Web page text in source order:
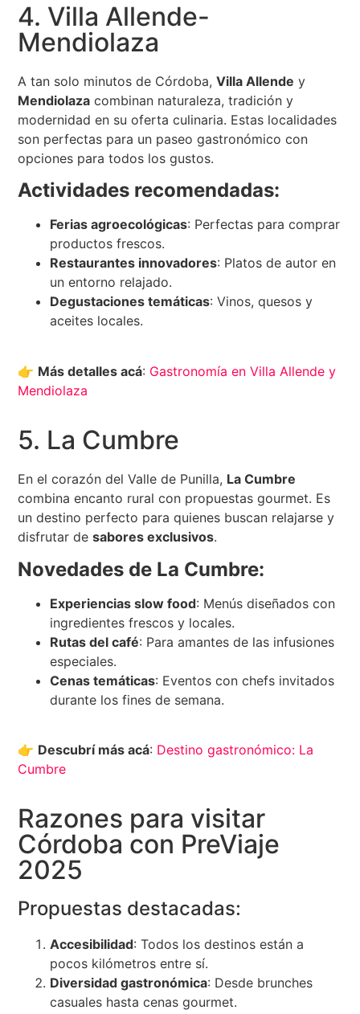
4. Villa Allende-
Mendiolaza
A tan solo minutos de Córdoba, Villa Allende y
Mendiolaza combinan naturaleza, tradición y
modernidad en su oferta culinaria. Estas localidades
son perfectas para un paseo gastronómico con
opciones para todos los gustos.
Actividades recomendadas:
Ferias agroecológicas: Perfectas para comprar
productos frescos.
Restaurantes innovadores: Platos de autor en
un entorno relajado.
Degustaciones temáticas: Vinos, quesos y
aceites locales.
👉 Más detalles acá: Gastronomía en Villa Allende y
Mendiolaza
5. La Cumbre
En el corazón del Valle de Punilla, La Cumbre
combina encanto rural con propuestas gourmet. Es
un destino perfecto para quienes buscan relajarse y
disfrutar de sabores exclusivos.
Novedades de La Cumbre:
Experiencias slow food: Menús diseñados con
ingredientes frescos y locales.
Rutas del café: Para amantes de las infusiones
especiales.
Cenas temáticas: Eventos con chefs invitados
durante los fines de semana.
👉 Descubrí más acá: Destino gastronómico: La
Cumbre
Razones para visitar
Córdoba con PreViaje
2025
Propuestas destacadas:
Accesibilidad: Todos los destinos están a
pocos kilómetros entre sí.
Diversidad gastronómica: Desde brunches
casuales hasta cenas gourmet.